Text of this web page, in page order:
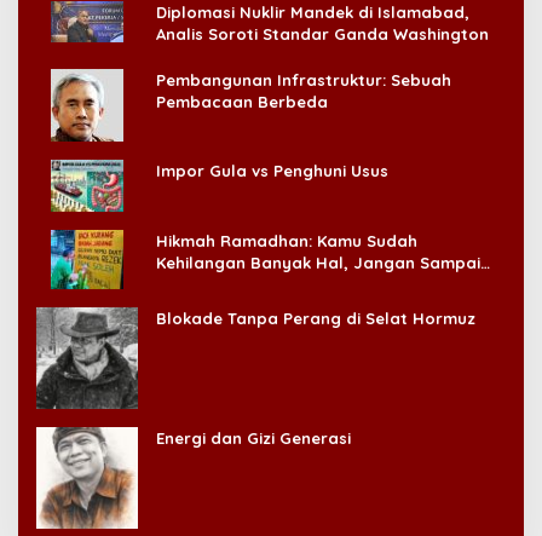
Diplomasi Nuklir Mandek di Islamabad,
Analis Soroti Standar Ganda Washington
Pembangunan Infrastruktur: Sebuah
Pembacaan Berbeda
Impor Gula vs Penghuni Usus
Hikmah Ramadhan: Kamu Sudah
Kehilangan Banyak Hal, Jangan Sampai
Blokade Tanpa Perang di Selat Hormuz
Energi dan Gizi Generasi